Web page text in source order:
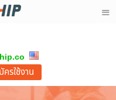
ครใช้งาน